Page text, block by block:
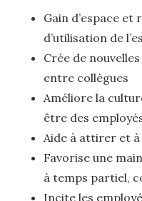
Gain d’espace
d’utilisation de
Crée de
entre collègues
Améliore la
être des
Aide à attirer et
Favorise une
à temps partiel,
Incite les